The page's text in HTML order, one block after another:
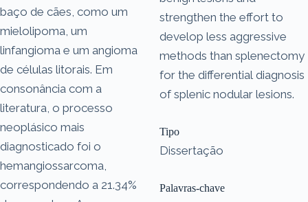
baço de cães, como um
mielolipoma, um
linfangioma e um angioma
de células litorais. Em
consonância com a
literatura, o processo
neoplásico mais
diagnosticado foi o
hemangiossarcoma,
correspondendo a 21.34%
strengthen the effort to
develop less aggressive
methods than splenectomy
for the differential diagnosis
of splenic nodular lesions.
Tipo
Dissertação
Palavras-chave